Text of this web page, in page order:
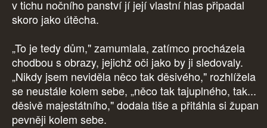
v tichu nočního panství jí její vlastní hlas připadal
skoro jako útěcha.
„To je tedy dům," zamumlala, zatímco procházela
chodbou s obrazy, jejichž oči jako by ji sledovaly.
„Nikdy jsem neviděla něco tak děsivého," rozhlížela
se neustále kolem sebe, „něco tak tajuplného, tak...
děsivě majestátního," dodala tiše a přitáhla si župan
pevněji kolem sebe.